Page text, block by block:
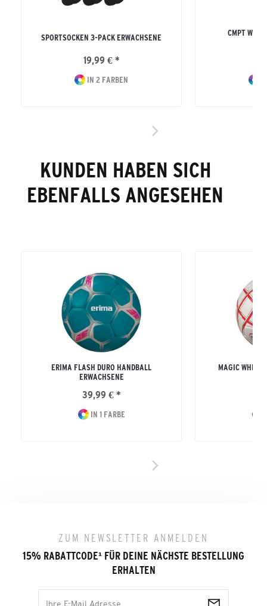
SPORTSOCKEN 3-PACK ERWACHSENE
19,99 € *
IN 2 FARBEN
CMPT
KUNDEN HABEN SICH
EBENFALLS ANGESEHEN
ERIMA FLASH DURO HANDBALL
ERWACHSENE
39,99 € *
IN 1 FARBE
MAGIC WHITE
ZUM NEWSLETTER ANMELDEN
15% RABATTCODE¹ FÜR DEINE NÄCHSTE BESTELLUNG
ERHALTEN